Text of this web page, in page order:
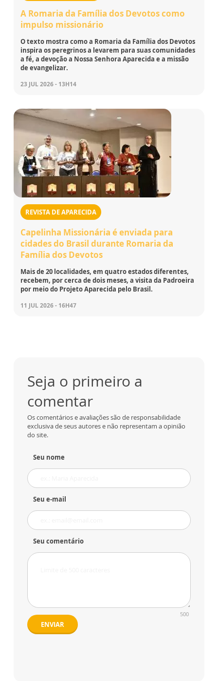
A Romaria da Família dos Devotos como
impulso missionário
O texto mostra como a Romaria da Família dos Devotos
inspira os peregrinos a levarem para suas comunidades
a fé, a devoção a Nossa Senhora Aparecida e a missão
de evangelizar.
23 JUL 2026 - 13H14
REVISTA DE APARECIDA
Capelinha Missionária é enviada para
cidades do Brasil durante Romaria da
Família dos Devotos
Mais de 20 localidades, em quatro estados diferentes,
recebem, por cerca de dois meses, a visita da Padroeira
por meio do Projeto Aparecida pelo Brasil.
11 JUL 2026 - 16H47
Seja o primeiro a
comentar
Os comentários e avaliações são de responsabilidade
exclusiva de seus autores e não representam a opinião
do site.
Seu nome
Seu e-mail
Seu comentário
500
ENVIAR